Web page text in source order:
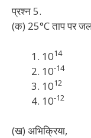
प्रश्न 5.
(क) 25°C ताप पर
1014
10-14
1012
10-12
(ख) अभिक्रिया,